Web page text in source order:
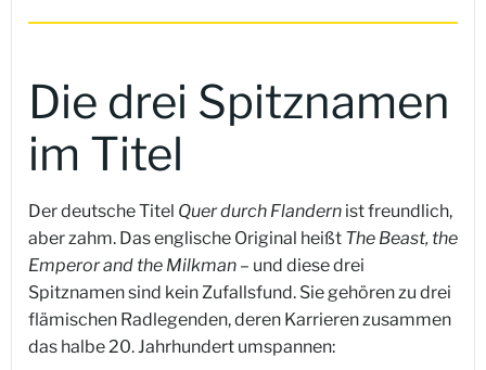
Die drei Spitznamen
im Titel
Der deutsche Titel Quer durch Flandern ist freundlich,
aber zahm. Das englische Original heißt The Beast, the
Emperor and the Milkman – und diese drei
Spitznamen sind kein Zufallsfund. Sie gehören zu drei
flämischen Radlegenden, deren Karrieren zusammen
das halbe 20. Jahrhundert umspannen: